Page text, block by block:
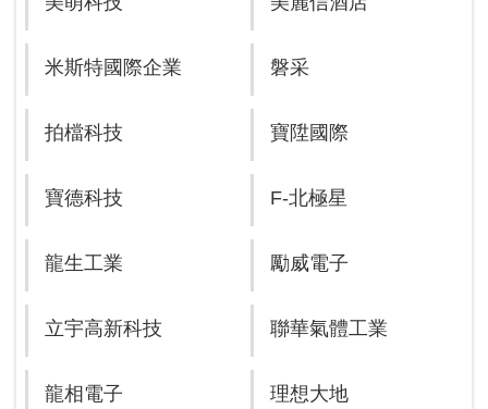
米斯特國際企業 磐采
拍檔科技 寶陞國際
寶德科技 F-北極星
龍生工業 勵威電子
立宇高新科技 聯華氣體工業
龍相電子 理想大地